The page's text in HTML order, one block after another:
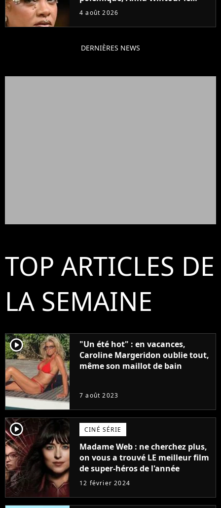
défend
4 août 2026
DERNIÈRES NEWS
TOP ARTICLES DE
LA SEMAINE
player2
"Un été hot" : en vacances,
Caroline Margeridon oublie tout,
même son maillot de bain
7 août 2023
player2 CINÉ SÉRIE
Madame Web : ne cherchez plus,
on vous a trouvé LE meilleur film
de super-héros de l'année
12 février 2024